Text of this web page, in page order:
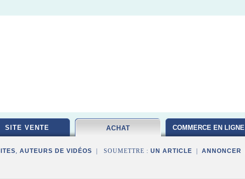
SITE VENTE ACHAT COMMERCE EN LIGNE
, AUTEURS DE VIDÉOS | SOUMETTRE : UN ARTICLE ANNONCER